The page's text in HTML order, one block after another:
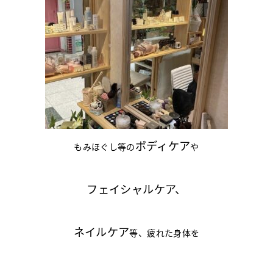
もみほぐし等のボディケアや
フェイシャルケア、
ネイルケア等、疲れた身体を